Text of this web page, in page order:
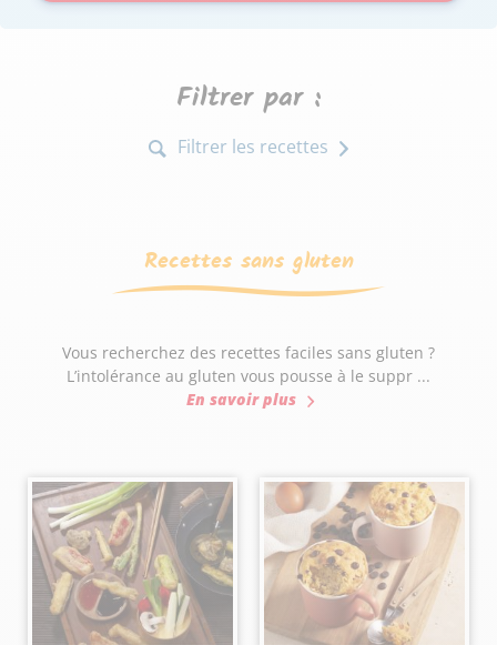
Filtrer par :
Filtrer les recettes
Recettes sans gluten
Vous recherchez des recettes faciles sans gluten ?
L’intolérance au gluten vous pousse à le suppr ...
En savoir plus